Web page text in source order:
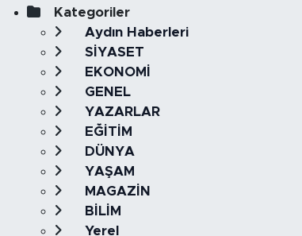
Kategoriler
Aydın Haberleri
SİYASET
EKONOMİ
GENEL
YAZARLAR
EĞİTİM
DÜNYA
YAŞAM
MAGAZİN
BİLİM
Yerel